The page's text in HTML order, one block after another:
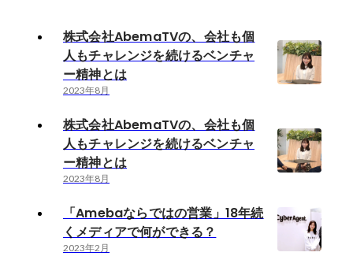
株式会社AbemaTVの、会社も個
人もチャレンジを続けるベンチャ
ー精神とは
2023年8月
株式会社AbemaTVの、会社も個
人もチャレンジを続けるベンチャ
ー精神とは
2023年8月
「Amebaならではの営業」18年続
くメディアで何ができる？
2023年2月